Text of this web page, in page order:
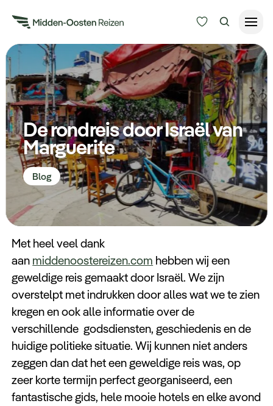
Alle bestemmingen
Type Reizen
Inspiratie
Meer
Reisduur
Budget
Zoeken
De rondreis door Israël van
Marguerite
Blog
Met heel veel dank
aan middenoostereizen.com hebben wij een
geweldige reis gemaakt door Israël. We zijn
overstelpt met indrukken door alles wat we te zien
kregen en ook alle informatie over de
verschillende godsdiensten, geschiedenis en de
huidige politieke situatie. Wij kunnen niet anders
zeggen dan dat het een geweldige reis was, op
zeer korte termijn perfect georganiseerd, een
fantastische gids, hele mooie hotels en elke avond